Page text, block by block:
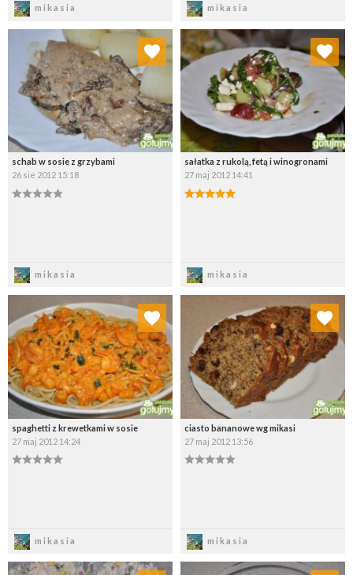
mikasia mikasia
schab w sosie z grzybami
26 sie 2012 15:18
mikasia
Dodaj do ulubionych
Wybierz listę:
sałatka z rukolą, fetą i winogronami
27 maj 2012 14:41
mikasia
Dodaj do ulubionych
Wybierz listę:
spaghetti z krewetkami w sosie
27 maj 2012 14:24
mikasia
Dodaj do ulubionych
Wybierz listę:
ciasto bananowe wg mikasi
27 maj 2012 13:56
mikasia
Dodaj do ulubionych
Wybierz listę:
Dodaj do ulubionych Dodaj do ulubionych